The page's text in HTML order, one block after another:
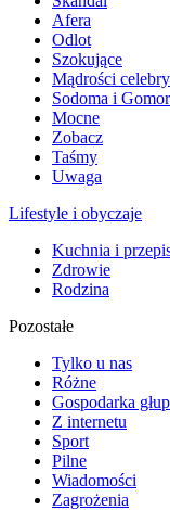
Afera
Odlot
Szokujące
Mądrości
Sodoma i
Mocne
Zobacz
Taśmy
Uwaga
Lifestyle i obyczaje
Kuchnia i
Zdrowie
Rodzina
Pozostałe
Tylko u nas
Różne
Gospodarka
Z internetu
Sport
Pilne
Wiadomości
Zagrożenia